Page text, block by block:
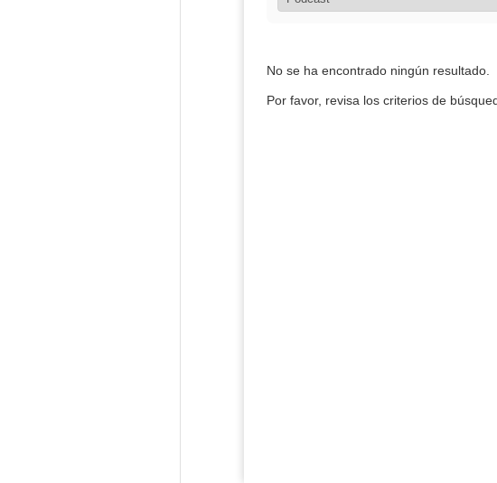
No se ha encontrado ningún resultado.
Por favor, revisa los criterios de